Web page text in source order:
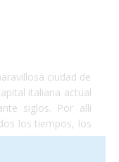
ciudad de
italiana actual
siglos. Por allí
los tiempos, los
los Papas,
y todo lo que